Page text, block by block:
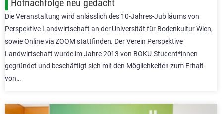
Hofnachfolge neu gedacht
Die Veranstaltung wird anlässlich des 10-Jahres-Jubiläums von
Perspektive Landwirtschaft an der Universität für Bodenkultur Wien,
sowie Online via ZOOM stattfinden. Der Verein Perspektive
Landwirtschaft wurde im Jahre 2013 von BOKU-Student*innen
gegründet und beschäftigt sich mit den Möglichkeiten zum Erhalt
von…